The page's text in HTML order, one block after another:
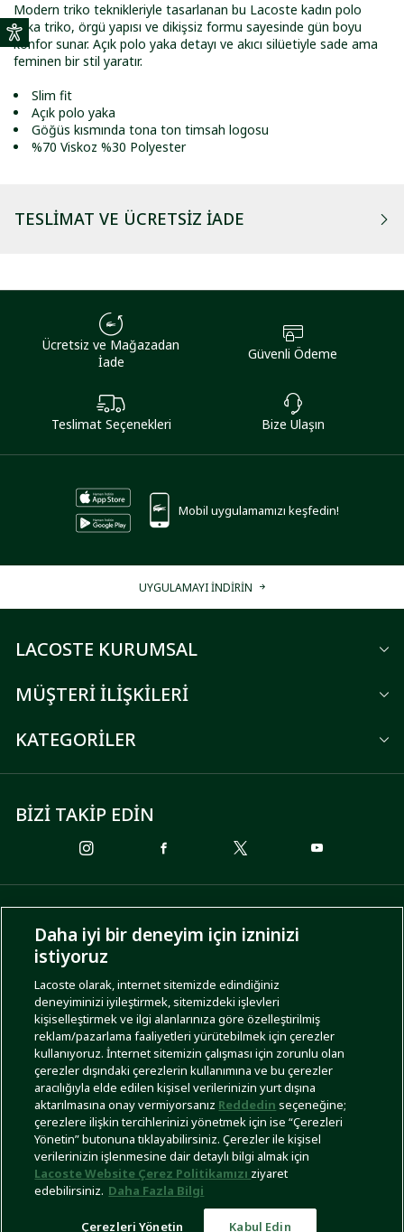
Modern triko teknikleriyle tasarlanan bu Lacoste kadın polo
yaka triko, örgü yapısı ve dikişsiz formu sayesinde gün boyu
konfor sunar. Açık polo yaka detayı ve akıcı silüetiyle sade ama
feminen bir stil yaratır.
Slim fit
Açık polo yaka
Göğüs kısmında tona ton timsah logosu
%70 Viskoz %30 Polyester
TESLIMAT VE ÜCRETSIZ İADE
Ücretsiz ve Mağazadan
İade
Güvenli Ödeme
Teslimat Seçenekleri Bize Ulaşın
Mobil uygulamamızı keşfedin!
UYGULAMAYI İNDİRİN
LACOSTE KURUMSAL
MÜŞTERİ İLİŞKİLERİ
KATEGORİLER
BİZİ TAKİP EDİN
ÖDEME SEÇENEKLERİ
KARGO SEÇENEKLERİ
İşlem RehberiSite HaritasıKullanım ŞartlarıGizlilik Politikası
Daha iyi bir deneyim için izninizi
istiyoruz
Lacoste olarak, internet sitemizde edindiğiniz
deneyiminizi iyileştirmek, sitemizdeki işlevleri
kişiselleştirmek ve ilgi alanlarınıza göre özelleştirilmiş
reklam/pazarlama faaliyetleri yürütebilmek için çerezler
kullanıyoruz. İnternet sitemizin çalışması için zorunlu olan
çerezler dışındaki çerezlerin kullanımına ve bu çerezler
aracılığıyla elde edilen kişisel verilerinizin yurt dışına
aktarılmasına onay vermiyorsanız Reddedin seçeneğine;
çerezlere ilişkin tercihlerinizi yönetmek için ise “Çerezleri
Yönetin” butonuna tıklayabilirsiniz. Çerezler ile kişisel
verilerinizin işlenmesine dair detaylı bilgi almak için
Lacoste Website Çerez Politikamızı ziyaret
edebilirsiniz. Daha Fazla Bilgi
Çerezleri Yönetin Kabul Edin